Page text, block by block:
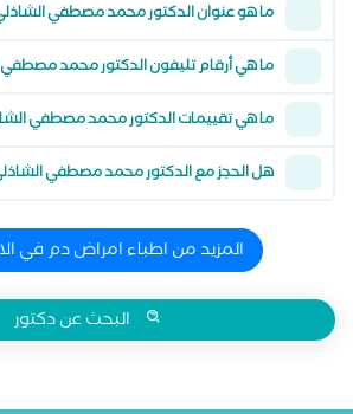
ما هو عنوان الدكتور محمد مصطفي
ما هي أرقام تليفون الدكتور محمد
ما هي تقييمات الدكتور محمد مصطفي
هل الحجز مع الدكتور محمد مصطفي
المزيد من اطباء امراض دم في
البحث عن دكتور